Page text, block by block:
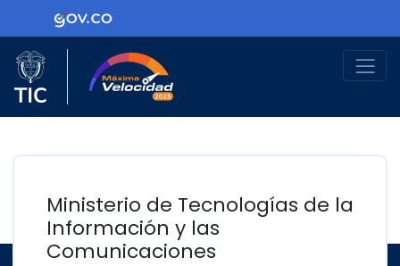
Ir al contenido principalLogo Gobierno de Colombia
Logo del Ministerio TIC
Ministerio de Tecnologías de la
Información y las
Comunicaciones